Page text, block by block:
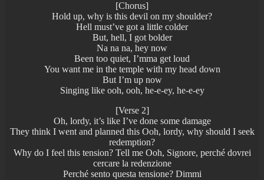
[Chorus]
Hold up, why is this devil on my shoulder?
Hell must’ve got a little colder
But, hell, I got bolder
Na na na, hey now
Been too quiet, I’mma get loud
You want me in the temple with my head down
But I’m up now
Singing like ooh, ooh, he-e-ey, he-e-ey
[Verse 2]
Oh, lordy, it’s like I’ve done some damage
They think I went and planned this Ooh, lordy, why should I seek
redemption?
Why do I feel this tension? Tell me Ooh, Signore, perché dovrei
cercare la redenzione
Perché sento questa tensione? Dimmi